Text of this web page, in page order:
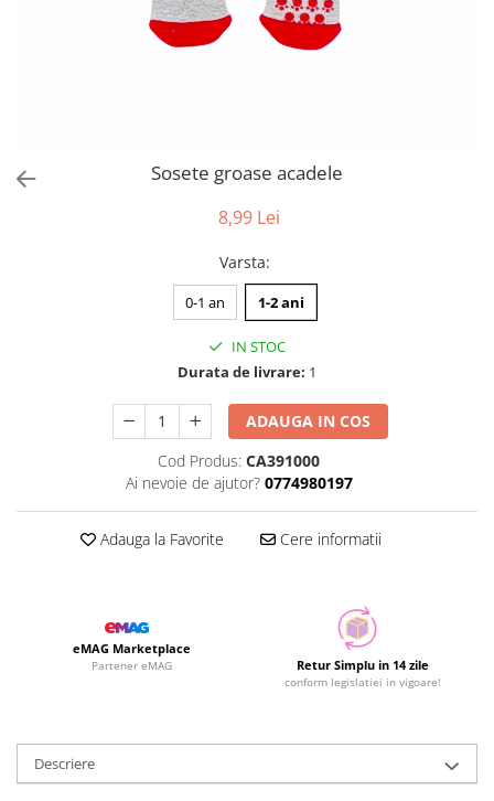
Sosete groase acadele
8,99 Lei
Varsta:
0-1 an 1-2 ani
IN STOC
Durata de livrare: 1
ADAUGA IN COS
Cod Produs: CA391000
Ai nevoie de ajutor? 0774980197
Adauga la Favorite Cere informatii
eMAG Marketplace
Partener eMAG Retur Simplu in 14 zile
conform legislatiei in vigoare!
Descriere